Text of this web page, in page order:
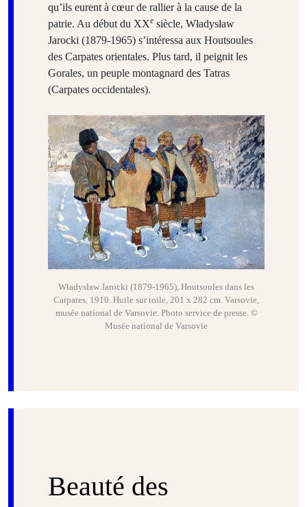
qu’ils eurent à cœur de rallier à la cause de la
patrie. Au début du XXe siècle, Władysław
Jarocki (1879-1965) s’intéressa aux Houtsoules
des Carpates orientales. Plus tard, il peignit les
Gorales, un peuple montagnard des Tatras
(Carpates occidentales).
Władysław Jarocki (1879-1965), Houtsoules dans les
Carpates, 1910. Huile sur toile, 201 x 282 cm. Varsovie,
musée national de Varsovie. Photo service de presse. ©
Musée national de Varsovie
Beauté des